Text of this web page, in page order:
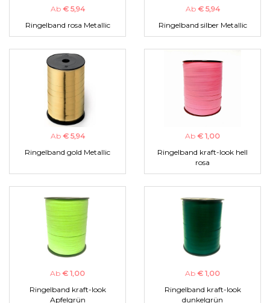
Ab € 5,94
Ringelband rosa Metallic
Ab € 5,94
Ringelband silber Metallic
Ab € 5,94
Ringelband gold Metallic
Ab € 1,00
Ringelband kraft-look hell
rosa
Ab € 1,00
Ringelband kraft-look
Apfelgrün
Ab € 1,00
Ringelband kraft-look
dunkelgrün